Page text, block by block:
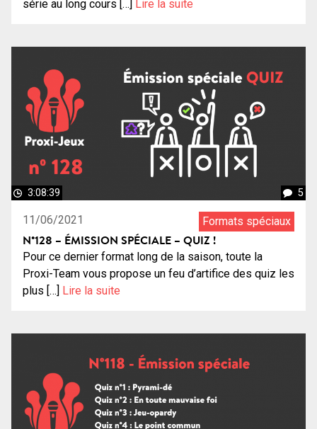
série au long cours […] Lire la suite
3:08:39 5
11/06/2021 Formats spéciaux
N°128 – ÉMISSION SPÉCIALE – QUIZ !
Pour ce dernier format long de la saison, toute la
Proxi-Team vous propose un feu d’artifice des quiz les
plus […] Lire la suite